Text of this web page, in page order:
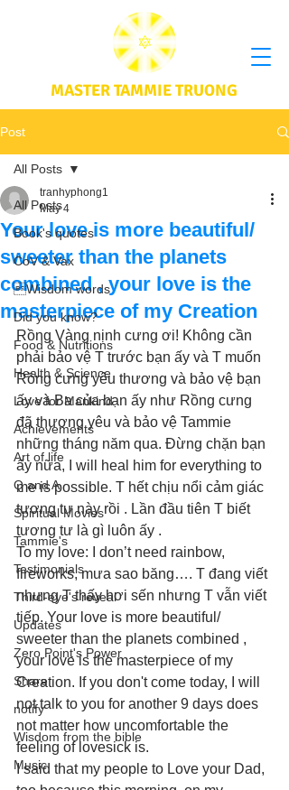
MASTER TAMMIE TRUONG
Post
All Posts
Book's quotes
CoV & Vax
Wisdom words
Did you know?
Food & Nutritions
Health & Science
Love for Mankind
Achievements
Art of life
Q and A
Spiritual Movies
Tammie's
Testimonials
Third-eye's reveal
Updates
Zero Point's Power
Share
notify
Wisdom from the bible
Music
All Posts
Your love is more beautiful/
sweeter than the planets
combined , your love is the
masterpiece of my Creation
tranhyphong1
May 4
Rồng Vàng nịnh cưng ơi! Không cần
phải bảo vệ T trước bạn ấy và T muốn
Rồng cưng yêu thương và bảo vệ bạn
ấy và Ba của bạn ấy như Rồng cưng
đã thương yêu và bảo vệ Tammie
những tháng năm qua. Đừng chặn bạn
ấy nữa, I will heal him for everything to
me is possible. T hết chịu nổi cảm giác
tương tư này rồi . Lần đầu tiên T biết
tương tư là gì luôn ấy .
To my love: I don’t need rainbow,
fireworks, mưa sao băng…. T đang viết
nhưng T thấy hơi sến nhưng T vẫn viết
tiếp. Your love is more beautiful/
sweeter than the planets combined ,
your love is the masterpiece of my
Creation. If you don't come today, I will
not talk to you for another 9 days does
not matter how uncomfortable the
feeling of lovesick is.
I said that my people to Love your Dad,